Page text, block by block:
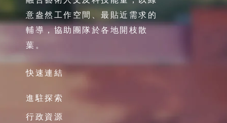
意盎然工作空間、最貼近需求的
輔導，協助團隊於各地開枝散
葉。
快速連結
進駐探索
行政資源